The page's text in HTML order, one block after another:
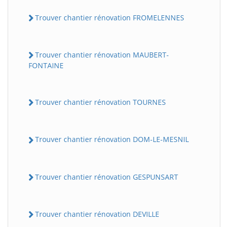
Trouver chantier rénovation FROMELENNES
Trouver chantier rénovation MAUBERT-
FONTAINE
Trouver chantier rénovation TOURNES
Trouver chantier rénovation DOM-LE-MESNIL
Trouver chantier rénovation GESPUNSART
Trouver chantier rénovation DEVILLE